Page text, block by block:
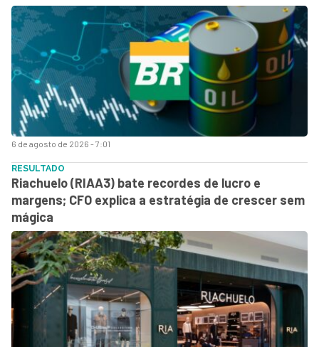
6 de agosto de 2026 - 7:01
RESULTADO
Riachuelo (RIAA3) bate recordes de lucro e
margens; CFO explica a estratégia de crescer sem
mágica